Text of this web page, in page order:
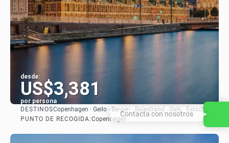
desde:
US$3,381
por persona
Ver
DESTINOSCopenhagen · Geilo · Bergen · Balestrand · Oslo · Estocolmo
PUNTO DE RECOGIDA:Copenhagen
Contacta con nosotros